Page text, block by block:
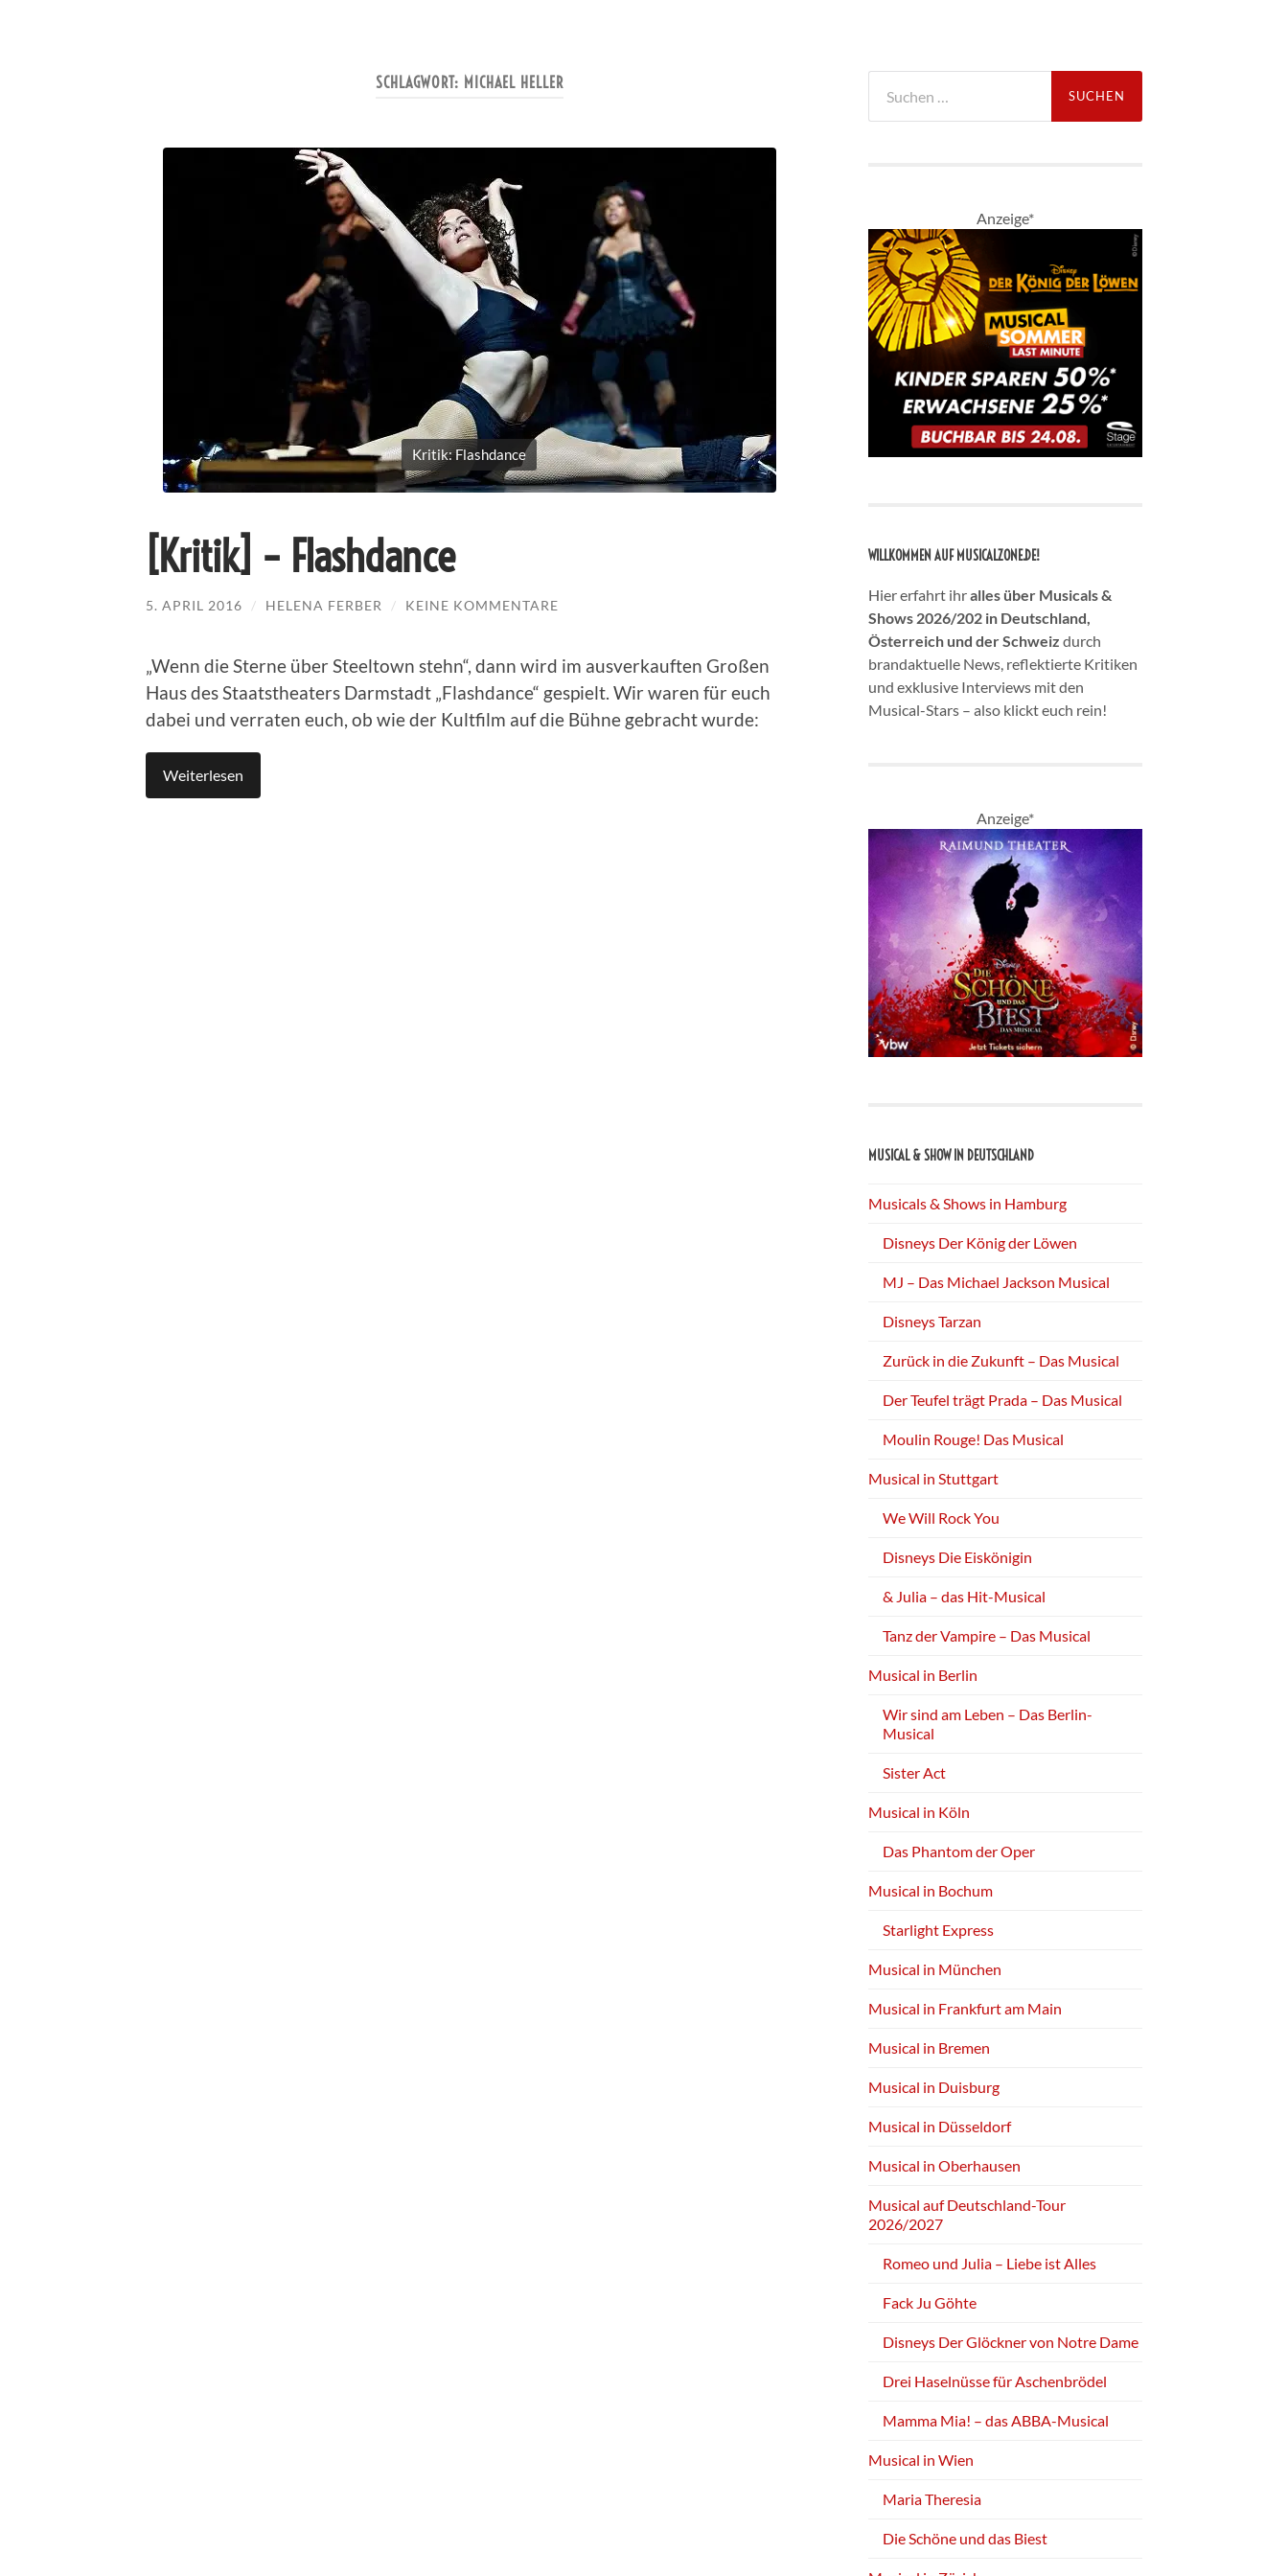
SCHLAGWORT: MICHAEL HELLER
Kritik: Flashdance
[Kritik] – Flashdance
5. APRIL 2016 / HELENA FERBER / KEINE KOMMENTARE
„Wenn die Sterne über Steeltown stehn“, dann wird im ausverkauften Großen
Haus des Staatstheaters Darmstadt „Flashdance“ gespielt. Wir waren für euch
dabei und verraten euch, ob wie der Kultfilm auf die Bühne gebracht wurde:
Weiterlesen
nach:
Anzeige*
WILLKOMMEN AUF MUSICALZONE.DE!
Hier erfahrt ihralles über Musicals &
Shows 2026/202 in Deutschland,
Österreich und der Schweiz durch
brandaktuelle News, reflektierte Kritiken
und exklusive Interviews mit den
Musical-Stars – also klickt euch rein!
Anzeige*
MUSICAL & SHOW IN DEUTSCHLAND
Musicals & Shows in Hamburg
Disneys Der König der Löwen
MJ – Das Michael Jackson Musical
Disneys Tarzan
Zurück in die Zukunft – Das Musical
Der Teufel trägt Prada – Das Musical
Moulin Rouge! Das Musical
Musical in Stuttgart
We Will Rock You
Disneys Die Eiskönigin
& Julia – das Hit-Musical
Tanz der Vampire – Das Musical
Musical in Berlin
Wir sind am Leben – Das Berlin-
Musical
Sister Act
Musical in Köln
Das Phantom der Oper
Musical in Bochum
Starlight Express
Musical in München
Musical in Frankfurt am Main
Musical in Bremen
Musical in Duisburg
Musical in Düsseldorf
Musical in Oberhausen
Musical auf Deutschland-Tour
2026/2027
Romeo und Julia – Liebe ist Alles
Fack Ju Göhte
Disneys Der Glöckner von Notre Dame
Drei Haselnüsse für Aschenbrödel
Mamma Mia! – das ABBA-Musical
Musical in Wien
Maria Theresia
Die Schöne und das Biest